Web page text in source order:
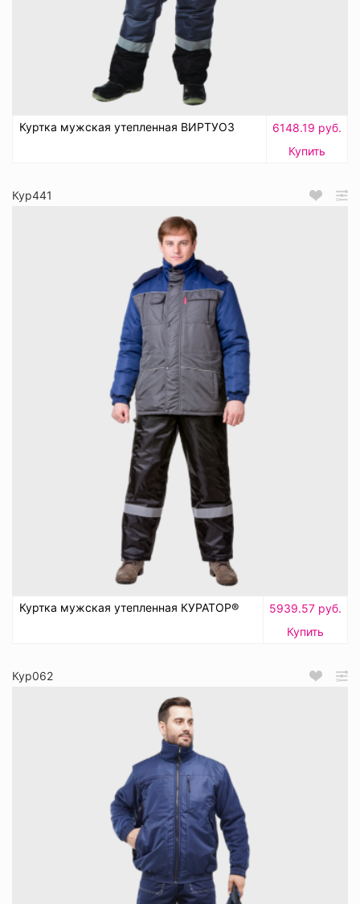
Куртка мужская утепленная ВИРТУОЗ
6148.19 руб.
Купить
Кур441
Куртка мужская утепленная КУРАТОР®
5939.57 руб.
Купить
Кур062